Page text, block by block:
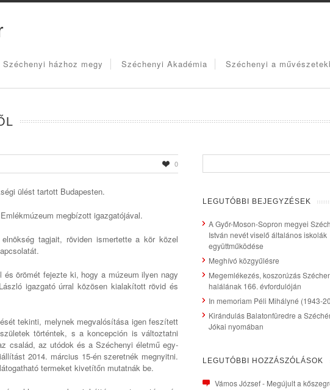
Széchenyi házhoz megy Széchenyi Akadémia Széchenyi a
0
ülést tartott Budapesten.
megbízott igazgatójával.
tagjait, röviden ismertette a kör közel
örömét fejezte ki, hogy a múzeum ilyen nagy
igazgató úrral közösen kialakított rövid és
tekinti, melynek megvalósítása igen feszített
történtek, s a koncepción is változtatni
család, az utódok és a Széchenyi életmű egy-
2014. március 15-én szeretnék megnyitni.
termeket kivetítőn mutatnák be.
LEGUTÓBBI BEJEGYZÉSEK
A Győr-Moson-Sopron megyei
István nevét viselő általános iskolák
együttműködése
Meghívó közgyűlésre
Megemlékezés, koszorúzás
halálának 166. évfordulóján
In memoriam Péli Mihályné (1943-
Kirándulás Balatonfüredre a
Jókai nyomában
LEGUTÓBBI HOZZÁSZÓLÁSOK
Vámos József- Megújult a